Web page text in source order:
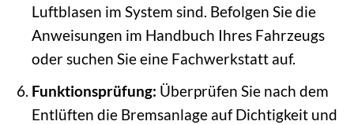
Luftblasen im System sind. Befolgen Sie die
Anweisungen im Handbuch Ihres Fahrzeugs
oder suchen Sie eine Fachwerkstatt auf.
Funktionsprüfung: Überprüfen Sie nach dem
Entlüften die Bremsanlage auf Dichtigkeit und